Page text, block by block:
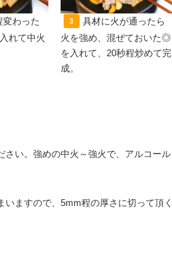
変わった
れて中火
3
具材に火が通ったら
火を強め、混ぜておいた◎
を入れて、20秒程炒めて完
成。
さい。強めの中火～強火で、アルコール
ますので、5mm程の厚さに切って頂く